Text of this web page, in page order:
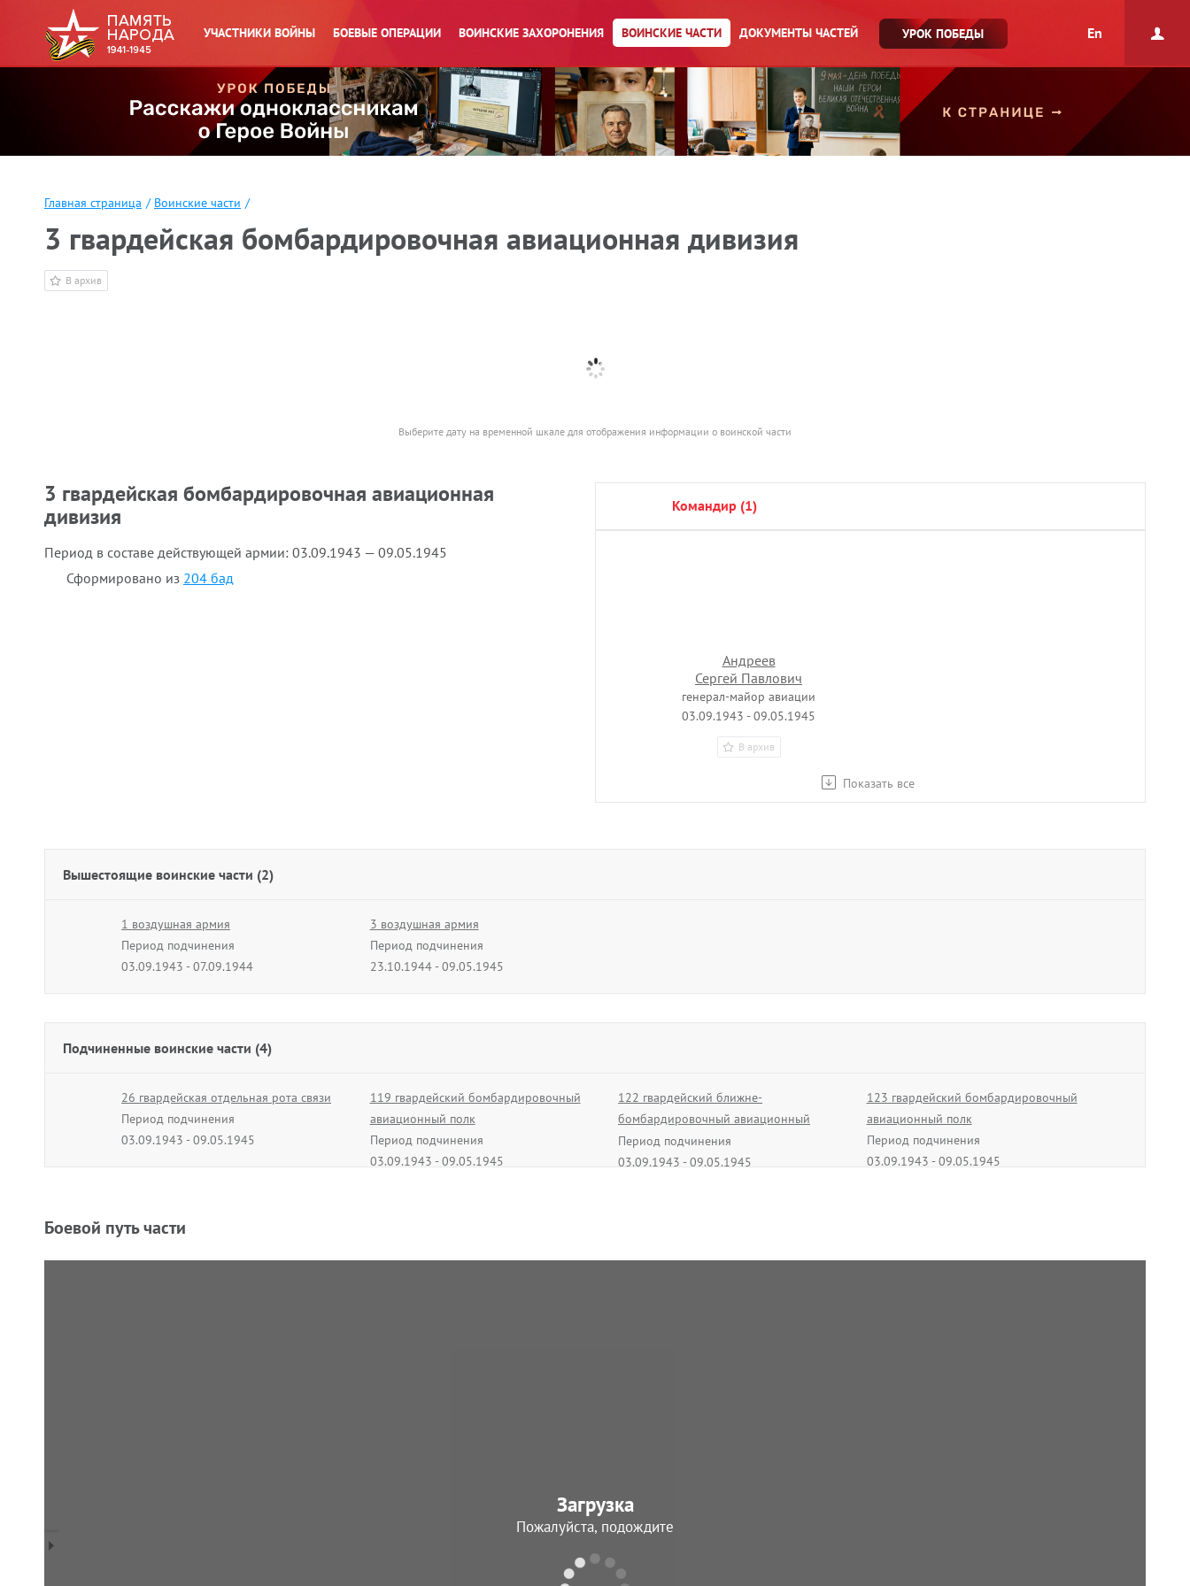
УЧАСТНИКИ ВОЙНЫ БОЕВЫЕ ОПЕРАЦИИ ВОИНСКИЕ ЗАХОРОНЕНИЯ ВОИНСКИЕ ЧАСТИ ДОКУМЕНТЫ ЧАСТЕЙ УРОК ПОБЕДЫ En
Главная страница / Воинские части /
3 гвардейская бомбардировочная авиационная дивизия
В архив
Выберите дату на временной шкале для отображения информации о воинской части
3 гвардейская бомбардировочная авиационная
дивизия
Период в составе действующей армии: 03.09.1943 — 09.05.1945
Сформировано из 204 бад
командир (1)
Показать все
Андреев
Сергей Павлович
генерал-майор авиации
03.09.1943 - 09.05.1945
В архив
Вышестоящие воинские части (2)
1 воздушная армия
Период подчинения
03.09.1943 - 07.09.1944
3 воздушная армия
Период подчинения
23.10.1944 - 09.05.1945
Подчиненные воинские части (4)
26 гвардейская отдельная рота связи
Период подчинения
03.09.1943 - 09.05.1945
119 гвардейский бомбардировочный
авиационный полк
Период подчинения
03.09.1943 - 09.05.1945
122 гвардейский ближне-
бомбардировочный авиационный
полк
Период подчинения
03.09.1943 - 09.05.1945
123 гвардейский бомбардировочный
авиационный полк
Период подчинения
03.09.1943 - 09.05.1945
Боевой путь части
Загрузка
Пожалуйста, подождите